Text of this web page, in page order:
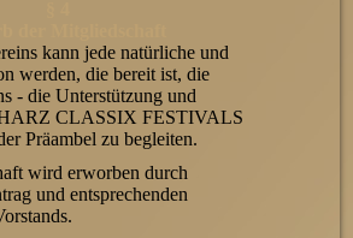
kann jede natürliche und
werden, die bereit ist, die
- die Unterstützung und
HARZ CLASSIX FESTIVALS
Präambel zu begleiten.
wird erworben durch
und entsprechenden